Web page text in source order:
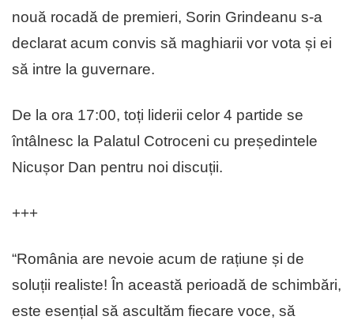
nouă rocadă de premieri, Sorin Grindeanu s-a
declarat acum convis să maghiarii vor vota și ei
să intre la guvernare.
De la ora 17:00, toți liderii celor 4 partide se
întâlnesc la Palatul Cotroceni cu președintele
Nicușor Dan pentru noi discuții.
+++
“România are nevoie acum de rațiune și de
soluții realiste! În această perioadă de schimbări,
este esențial să ascultăm fiecare voce, să